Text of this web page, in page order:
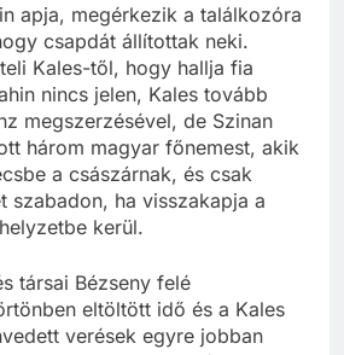
apja, megérkezik a találkozóra
csapdát állítottak neki.
Kales-től, hogy hallja fia
nincs jelen, Kales tovább
megszerzésével, de Szinan
három magyar főnemest, akik
a császárnak, és csak
szabadon, ha visszakapja a
kerül.
társai Bézseny felé
eltöltött idő és a Kales
verések egyre jobban